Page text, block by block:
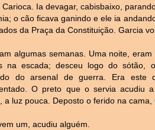
Carioca. Ia devagar, cabisbaixo,
o cão ficava ganindo e ele ia
da Praça da Constituição. Garcia
algumas semanas. Uma noite,
na escada; desceu logo do sótão,
do arsenal de guerra. Era este
O preto que o servia acudiu
a luz pouca. Deposto o ferido na
um, acudiu alguém.